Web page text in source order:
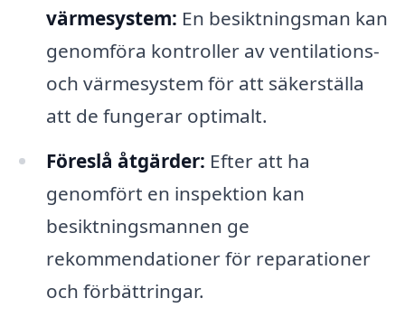
värmesystem: En besiktningsman kan
genomföra kontroller av ventilations-
och värmesystem för att säkerställa
att de fungerar optimalt.
Föreslå åtgärder: Efter att ha
genomfört en inspektion kan
besiktningsmannen ge
rekommendationer för reparationer
och förbättringar.